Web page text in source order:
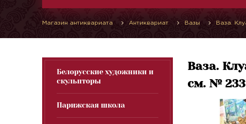
Магазин антиквариата Антиквариат Вазы Ваза.
Белорусские художники и
скульпторы
Парижская школа
Ваза.
см. №